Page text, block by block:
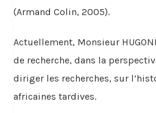
(Armand Colin, 2005).
Actuellement, Monsieur
de recherche, dans la
diriger les recherches, sur
africaines tardives.